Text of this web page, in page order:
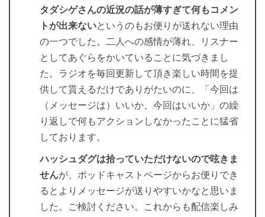
タダシゲさんの近況の話が薄すぎて何もコメン
トが出来ないというのもお便りが送れない理由
の一つでした。二人への感情が薄れ、リスナー
としてあぐらをかいていることに気づきまし
た。ラジオを毎回更新して頂き楽しい時間を提
供して貰えるだけでありがたいのに、「今回は
（メッセージは）いいか、今回はいいか」の繰
り返しで何もアクションしなかったことに猛省
しております。
ハッシュダグは拾っていただけないので呟きま
せんが、ポッドキャストページからお便りでき
るとよりメッセージが送りやすいかなと思いま
した。ご検討ください。これからも配信楽しみ